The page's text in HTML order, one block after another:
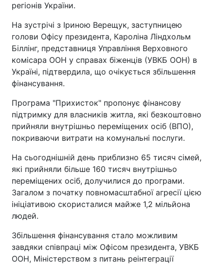
регіонів України.
На зустрічі з Іриною Верещук, заступницею
голови Офісу президента, Кароліна Ліндхольм
Біллінг, представниця Управління Верховного
комісара ООН у справах біженців (УВКБ ООН) в
Україні, підтвердила, що очікується збільшення
фінансування.
Програма "Прихисток" пропонує фінансову
підтримку для власників житла, які безкоштовно
прийняли внутрішньо переміщених осіб (ВПО),
покриваючи витрати на комунальні послуги.
На сьогоднішній день приблизно 65 тисяч сімей,
які прийняли більше 160 тисяч внутрішньо
переміщених осіб, долучилися до програми.
Загалом з початку повномасштабної агресії цією
ініціативою скористалися майже 1,2 мільйона
людей.
Збільшення фінансування стало можливим
завдяки співпраці між Офісом президента, УВКБ
ООН, Міністерством з питань реінтеграції